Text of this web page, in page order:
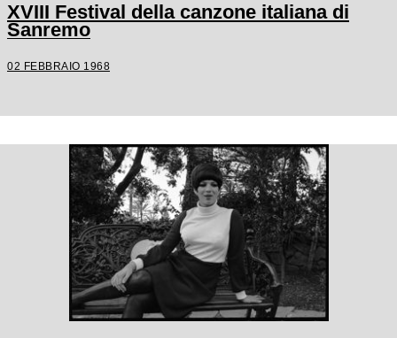
XVIII Festival della canzone italiana di
Sanremo
02 FEBBRAIO 1968